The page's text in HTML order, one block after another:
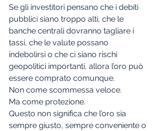
Se gli investitori pensano che i debiti
pubblici siano troppo alti, che le
banche centrali dovranno tagliare i
tassi, che le valute possano
indebolirsi o che ci siano rischi
geopolitici importanti, allora l’oro può
essere comprato comunque.
Non come scommessa veloce.
Ma come protezione.
Questo non significa che l’oro sia
sempre giusto, sempre conveniente o